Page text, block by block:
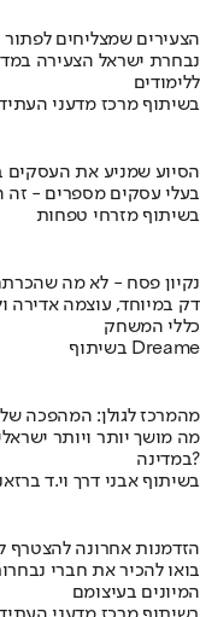
הצעירים שמצליחים
נבחרת ישראל הצעירה
ללימודים
בשיתוף מרכז מדעני
הסיוע שמניע את העסקים
בעלי עסקים מספרים - זה
בשיתוף מזרחי טפחות
נקיון פסח - לא מה
דק במיוחד, עוצמה
כללי המשחק
בשיתוף Dreame
מהמרכז לגולן: המהפכה של
מה מושך יותר ויותר
במדינה?
בשיתוף אבני דרך וי.ד
הזדמנות אחרונה להצטרף
בואו להכיר את חברי
המיונים בעיצומם